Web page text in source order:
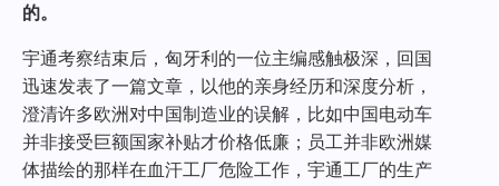
的。
宇通考察结束后，匈牙利的一位主编感触极深，回国
迅速发表了一篇文章，以他的亲身经历和深度分析，
澄清许多欧洲对中国制造业的误解，比如中国电动车
并非接受巨额国家补贴才价格低廉；员工并非欧洲媒
体描绘的那样在血汗工厂危险工作，宇通工厂的生产